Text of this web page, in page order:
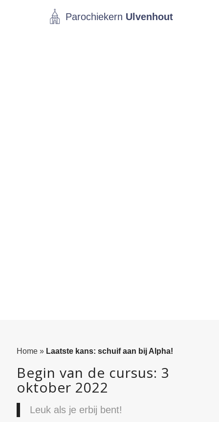
Parochiekern Ulvenhout
Home» Laatste kans: schuif aan bij Alpha!
Begin van de cursus: 3
oktober 2022
Leuk als je erbij bent!